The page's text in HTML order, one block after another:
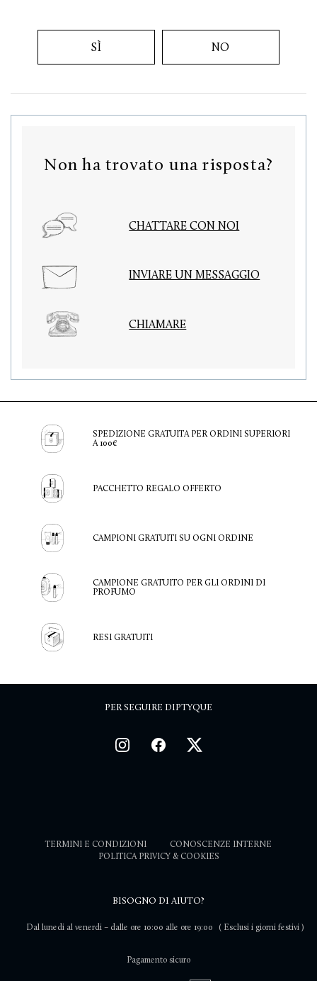
SÌ NO
Non ha trovato una risposta?
CHATTARE CON NOI
INVIARE UN MESSAGGIO
CHIAMARE
SPEDIZIONE GRATUITA PER ORDINI SUPERIORI
A 100€
PACCHETTO REGALO OFFERTO
CAMPIONI GRATUITI SU OGNI ORDINE
CAMPIONE GRATUITO PER GLI ORDINI DI
PROFUMO
RESI GRATUITI
PER SEGUIRE DIPTYQUE
TERMINI E CONDIZIONI
CONOSCENZE INTERNE
POLITICA PRIVICY & COOKIES
BISOGNO DI AIUTO?
Dal lunedi al venerdi – dalle ore 10:00 alle ore 19:00 ( Esclusi i giorni festivi )
Pagamento sicuro